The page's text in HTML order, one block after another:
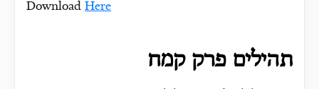
Download Here
תהילים פרק קמח